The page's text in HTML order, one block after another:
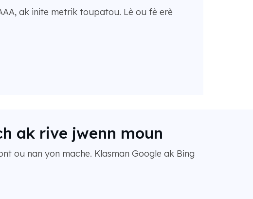
ak inite metrik toupatou. Lè ou fè erè
ak rive jwenn moun
ou nan yon mache. Klasman Google ak Bing